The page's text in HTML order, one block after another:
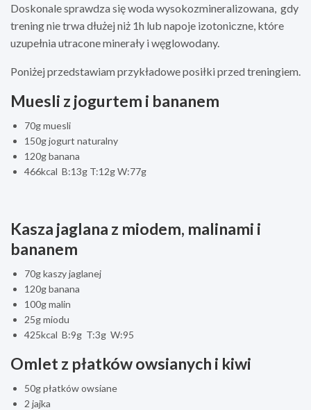
Doskonale sprawdza się woda wysokozmineralizowana, gdy
trening nie trwa dłużej niż 1h lub napoje izotoniczne, które
uzupełnia utracone minerały i węglowodany.
Poniżej przedstawiam przykładowe posiłki przed treningiem.
Muesli z jogurtem i bananem
70g muesli
150g jogurt naturalny
120g banana
466kcal B:13g T:12g W:77g
Kasza jaglana z miodem, malinami i
bananem
70g kaszy jaglanej
120g banana
100g malin
25g miodu
425kcal B:9g T:3g W:95
Omlet z płatków owsianych i kiwi
50g płatków owsiane
2 jajka